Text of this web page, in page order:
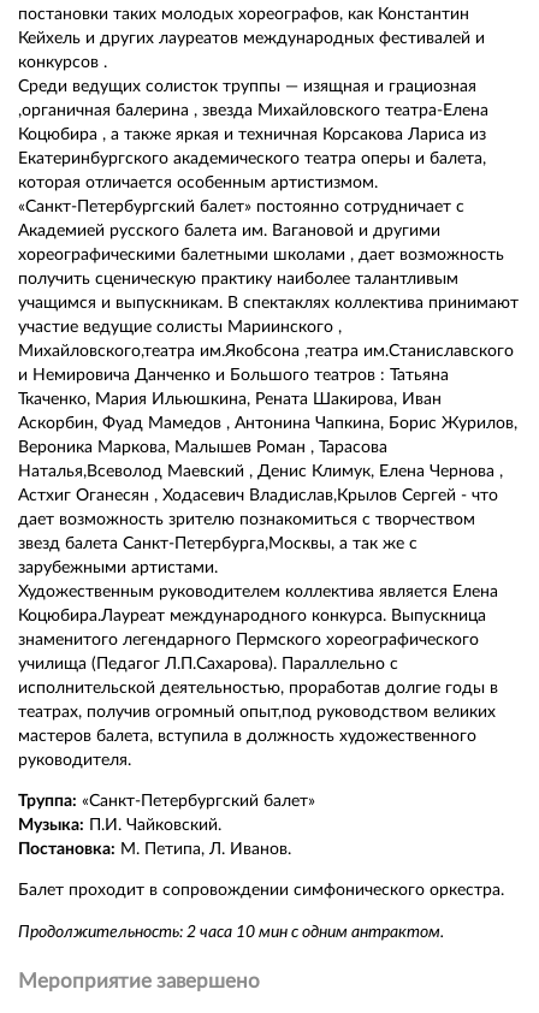
постановки таких молодых хореографов, как Константин
Кейхель и других лауреатов международных фестивалей и
конкурсов .
Среди ведущих солисток труппы — изящная и грациозная
,органичная балерина , звезда Михайловского театра-Елена
Коцюбира , а также яркая и техничная Корсакова Лариса из
Екатеринбургского академического театра оперы и балета,
которая отличается особенным артистизмом.
«Санкт-Петербургский балет» постоянно сотрудничает с
Академией русского балета им. Вагановой и другими
хореографическими балетными школами , дает возможность
получить сценическую практику наиболее талантливым
учащимся и выпускникам. В спектаклях коллектива принимают
участие ведущие солисты Мариинского ,
Михайловского,театра им.Якобсона ,театра им.Станиславского
и Немировича Данченко и Большого театров : Татьяна
Ткаченко, Мария Ильюшкина, Рената Шакирова, Иван
Аскорбин, Фуад Мамедов , Антонина Чапкина, Борис Журилов,
Вероника Маркова, Малышев Роман , Тарасова
Наталья,Всеволод Маевский , Денис Климук, Елена Чернова ,
Астхиг Оганесян , Ходасевич Владислав,Крылов Сергей - что
дает возможность зрителю познакомиться с творчеством
звезд балета Санкт-Петербурга,Москвы, а так же с
зарубежными артистами.
Художественным руководителем коллектива является Елена
Коцюбира.Лауреат международного конкурса. Выпускница
знаменитого легендарного Пермского хореографического
училища (Педагог Л.П.Сахарова). Параллельно с
исполнительской деятельностью, проработав долгие годы в
театрах, получив огромный опыт,под руководством великих
мастеров балета, вступила в должность художественного
руководителя.
Труппа: «Санкт-Петербургский балет»
Музыка: П.И. Чайковский.
Постановка: М. Петипа, Л. Иванов.
Балет проходит в сопровождении симфонического оркестра.
Продолжительность: 2 часа 10 мин с одним антрактом.
Мероприятие завершено